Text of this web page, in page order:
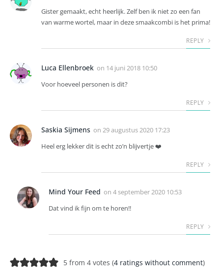
Gister gemaakt, echt heerlijk. Zelf ben ik niet zo een fan
van warme wortel, maar in deze smaakcombi is het prima!
REPLY
Luca Ellenbroek on 14 juni 2018 10:50
Voor hoeveel personen is dit?
REPLY
Saskia Sijmens on 29 augustus 2020 17:23
Heel erg lekker dit is echt zo’n blijvertje ❤️
REPLY
Mind Your Feed on 4 september 2020 10:53
Dat vind ik fijn om te horen!!
REPLY
5 from 4 votes (4 ratings without comment)